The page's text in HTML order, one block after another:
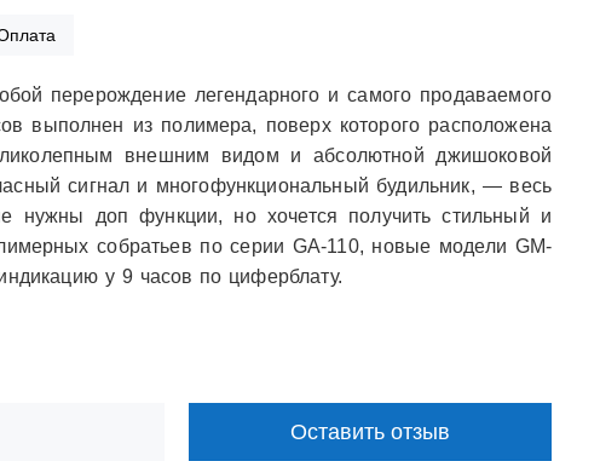
перерождение легендарного и самого продаваемого
выполнен из полимера, поверх которого расположена
внешним видом и абсолютной джишоковой
сигнал и многофункциональный будильник, — весь
доп функции, но хочется получить стильный и
собратьев по серии GA-110, новые модели GM-
у 9 часов по циферблату.
Оставить отзыв